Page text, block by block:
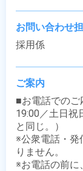
お問い合わせ
採用係
ご案内
■お電話でのご
19:00／土日祝
と同じ。）
※公衆電話・発
りません。
※お電話の前に